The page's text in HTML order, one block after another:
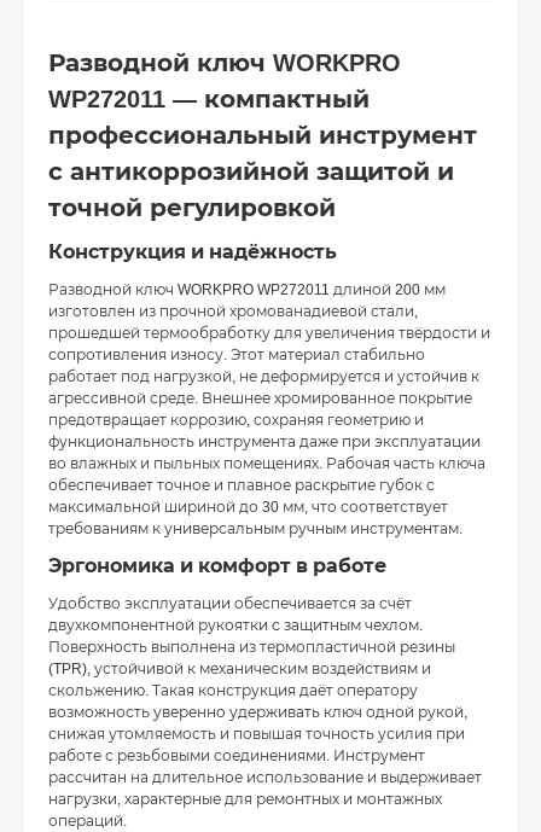
Разводной ключ WORKPRO
WP272011 — компактный
профессиональный инструмент
с антикоррозийной защитой и
точной регулировкой
Конструкция и надёжность
Разводной ключ WORKPRO WP272011 длиной 200 мм
изготовлен из прочной хромованадиевой стали,
прошедшей термообработку для увеличения твёрдости и
сопротивления износу. Этот материал стабильно
работает под нагрузкой, не деформируется и устойчив к
агрессивной среде. Внешнее хромированное покрытие
предотвращает коррозию, сохраняя геометрию и
функциональность инструмента даже при эксплуатации
во влажных и пыльных помещениях. Рабочая часть ключа
обеспечивает точное и плавное раскрытие губок с
максимальной шириной до 30 мм, что соответствует
требованиям к универсальным ручным инструментам.
Эргономика и комфорт в работе
Удобство эксплуатации обеспечивается за счёт
двухкомпонентной рукоятки с защитным чехлом.
Поверхность выполнена из термопластичной резины
(TPR), устойчивой к механическим воздействиям и
скольжению. Такая конструкция даёт оператору
возможность уверенно удерживать ключ одной рукой,
снижая утомляемость и повышая точность усилия при
работе с резьбовыми соединениями. Инструмент
рассчитан на длительное использование и выдерживает
нагрузки, характерные для ремонтных и монтажных
операций.